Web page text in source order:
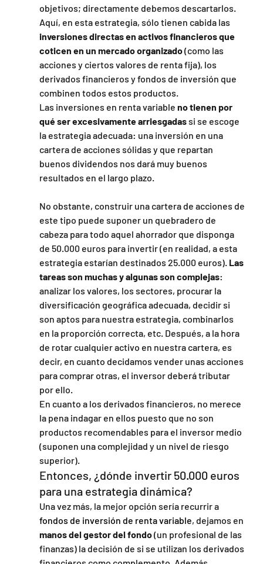
objetivos; directamente debemos descartarlos.
Aquí, en esta estrategia, sólo tienen cabida las
inversiones directas en activos financieros que
coticen en un mercado organizado (como las
acciones y ciertos valores de renta fija), los
derivados financieros y fondos de inversión que
combinen todos estos productos.
Las inversiones en renta variable no tienen por
qué ser excesivamente arriesgadas si se escoge
la estrategia adecuada: una inversión en una
cartera de acciones sólidas y que repartan
buenos dividendos nos dará muy buenos
resultados en el largo plazo.
No obstante, construir una cartera de acciones de
este tipo puede suponer un quebradero de
cabeza para todo aquel ahorrador que disponga
de 50.000 euros para invertir (en realidad, a esta
estrategia estarían destinados 25.000 euros). Las
tareas son muchas y algunas son complejas:
analizar los valores, los sectores, procurar la
diversificación geográfica adecuada, decidir si
son aptos para nuestra estrategia, combinarlos
en la proporción correcta, etc. Después, a la hora
de rotar cualquier activo en nuestra cartera, es
decir, en cuanto decidamos vender unas acciones
para comprar otras, el inversor deberá tributar
por ello.
En cuanto a los derivados financieros, no merece
la pena indagar en ellos puesto que no son
productos recomendables para el inversor medio
(suponen una complejidad y un nivel de riesgo
superior).
Entonces, ¿dónde invertir 50.000 euros
para una estrategia dinámica?
Una vez más, la mejor opción sería recurrir a
fondos de inversión de renta variable, dejamos en
manos del gestor del fondo (un profesional de las
finanzas) la decisión de si se utilizan los derivados